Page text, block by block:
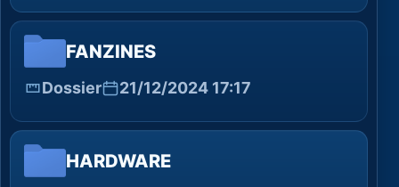
FANZINES
Dossier 21/12/2024 17:17
HARDWARE